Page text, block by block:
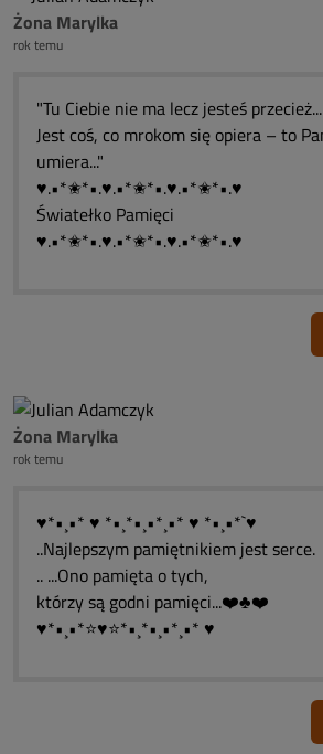
Żona Marylka
rok temu
"Tu Ciebie nie ma lecz jesteś
Jest coś, co mrokom się opiera – to
umiera..."
♥.•*✬*•.♥.•*✬*•.♥.•*✬*•.♥
Światełko Pamięci
♥.•*✬*•.♥.•*✬*•.♥.•*✬*•.♥
Żona Marylka
rok temu
♥*•¸•* ♥ *•¸*•¸•*¸•* ♥ *•¸•*`♥
..Najlepszym pamiętnikiem jest serce.
.. ...Ono pamięta o tych,
którzy są godni pamięci...❤️♣❤️
♥*•¸•*⭐♥⭐*•¸*•¸•*¸•* ♥